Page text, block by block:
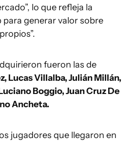
lo que refleja la
para generar valor sobre
fueron las de
Lucas Villalba, Julián Millán,
Boggio, Juan Cruz De
Ancheta.
jugadores que llegaron en